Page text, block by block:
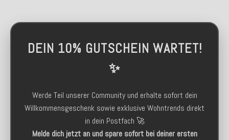
DEIN 10% GUTSCHEIN WARTET!
✨
Werde Teil unserer Community und erhalte sofort dein
Willkommensgeschenk sowie exklusive Wohntrends direkt
in dein Postfach 🚀
Melde dich jetzt an und spare sofort bei deiner ersten